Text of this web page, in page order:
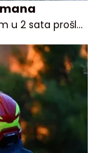
u 2 sata prošle